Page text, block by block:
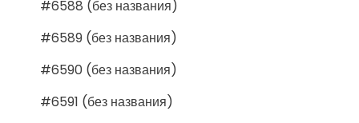
#6588 (без названия)
#6589 (без названия)
#6590 (без названия)
#6591 (без названия)